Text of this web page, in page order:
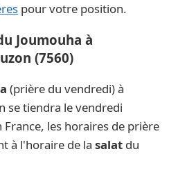
pour votre position.
Joumouha à
(7560)
(prière du vendredi) à
se tiendra le vendredi
les horaires de prière
à l'horaire de la salat du